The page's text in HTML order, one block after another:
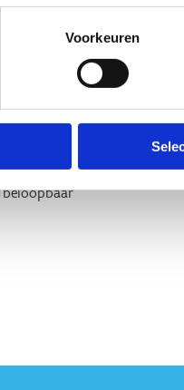
Voorkeuren
ideaal voor een ontspannen
verkeersarme
uit onverharde paden. De
in te lopen.